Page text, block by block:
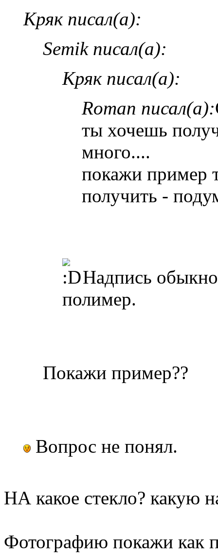
Кряк писал(а):
Semik писал(а):
Кряк писал(а):
Roman писал(а):
ты хочешь
много....
покажи пример
получить -
Надпись
полимер.
Покажи пример??
Вопрос не понял.
НА какое стекло? какую
Фотографию покажи как